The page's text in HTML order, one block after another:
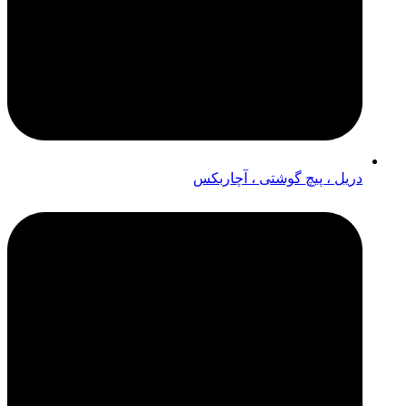
دریل ، پیچ گوشتی ، آچاربکس